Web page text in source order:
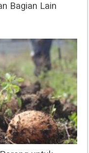
Bagian Lain